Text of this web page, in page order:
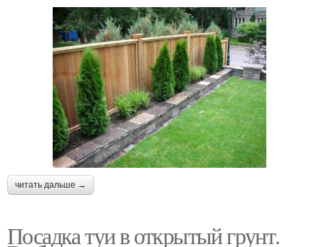
читать дальше →
Посадка туи в открытый грунт.